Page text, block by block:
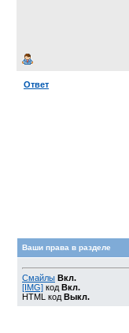
Ответ
Ваши права в разделе
Смайлы Вкл.
[IMG] код Вкл.
HTML код Выкл.